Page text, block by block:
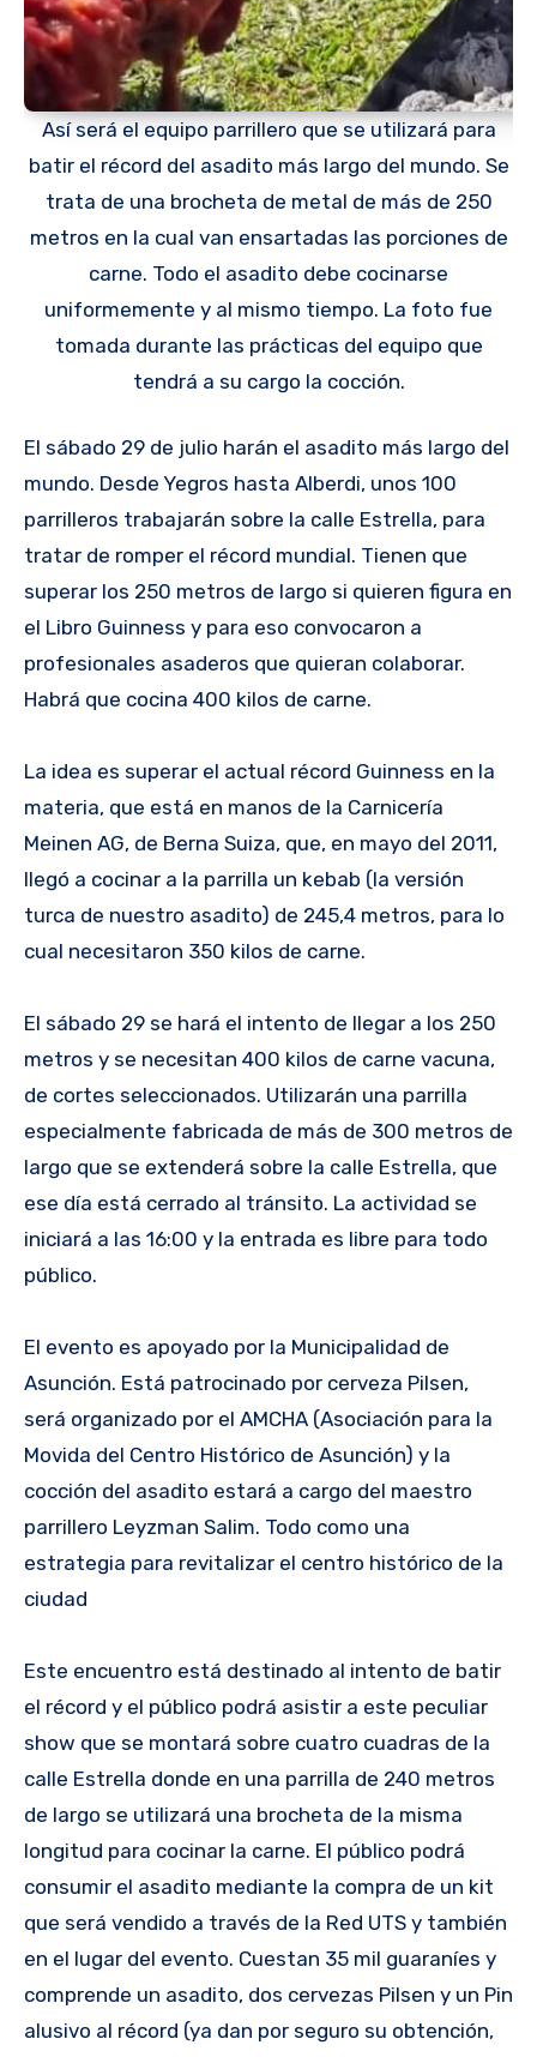
Así será el equipo parrillero que se utilizará para
batir el récord del asadito más largo del mundo. Se
trata de una brocheta de metal de más de 250
metros en la cual van ensartadas las porciones de
carne. Todo el asadito debe cocinarse
uniformemente y al mismo tiempo. La foto fue
tomada durante las prácticas del equipo que
tendrá a su cargo la cocción.
El sábado 29 de julio harán el asadito más largo del
mundo. Desde Yegros hasta Alberdi, unos 100
parrilleros trabajarán sobre la calle Estrella, para
tratar de romper el récord mundial. Tienen que
superar los 250 metros de largo si quieren figura en
el Libro Guinness y para eso convocaron a
profesionales asaderos que quieran colaborar.
Habrá que cocina 400 kilos de carne.
La idea es superar el actual récord Guinness en la
materia, que está en manos de la Carnicería
Meinen AG, de Berna Suiza, que, en mayo del 2011,
llegó a cocinar a la parrilla un kebab (la versión
turca de nuestro asadito) de 245,4 metros, para lo
cual necesitaron 350 kilos de carne.
El sábado 29 se hará el intento de llegar a los 250
metros y se necesitan 400 kilos de carne vacuna,
de cortes seleccionados. Utilizarán una parrilla
especialmente fabricada de más de 300 metros de
largo que se extenderá sobre la calle Estrella, que
ese día está cerrado al tránsito. La actividad se
iniciará a las 16:00 y la entrada es libre para todo
público.
El evento es apoyado por la Municipalidad de
Asunción. Está patrocinado por cerveza Pilsen,
será organizado por el AMCHA (Asociación para la
Movida del Centro Histórico de Asunción) y la
cocción del asadito estará a cargo del maestro
parrillero Leyzman Salim. Todo como una
estrategia para revitalizar el centro histórico de la
ciudad
Este encuentro está destinado al intento de batir
el récord y el público podrá asistir a este peculiar
show que se montará sobre cuatro cuadras de la
calle Estrella donde en una parrilla de 240 metros
de largo se utilizará una brocheta de la misma
longitud para cocinar la carne. El público podrá
consumir el asadito mediante la compra de un kit
que será vendido a través de la Red UTS y también
en el lugar del evento. Cuestan 35 mil guaraníes y
comprende un asadito, dos cervezas Pilsen y un Pin
alusivo al récord (ya dan por seguro su obtención,